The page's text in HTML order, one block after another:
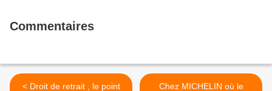
Commentaires
< Droit de retrait , le point
Chez MICHELIN où le